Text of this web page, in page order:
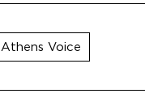
Athens Voice